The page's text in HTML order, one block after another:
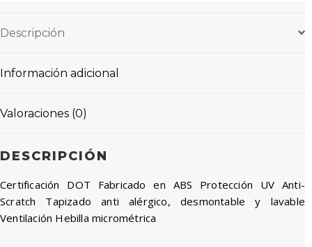
Descripción
Información adicional
Valoraciones (0)
DESCRIPCIÓN
Certificación DOT Fabricado en ABS Protección UV Anti-
Scratch Tapizado anti alérgico, desmontable y lavable
Ventilación Hebilla micrométrica